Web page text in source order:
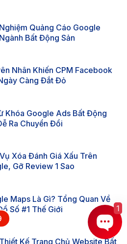
Quảng Cáo Google
Bất Động Sản
Nhân Khiến CPM Facebook
Càng Đắt Đỏ
Khóa Google Ads Bất Động
Ra Chuyển Đổi
Xóa Đánh Giá Xấu Trên
Gỡ Review 1 Sao
Maps Là Gì? Tổng Quan Về
Số #1 Thế Giới
Kế Trang Chủ Website Bất
1